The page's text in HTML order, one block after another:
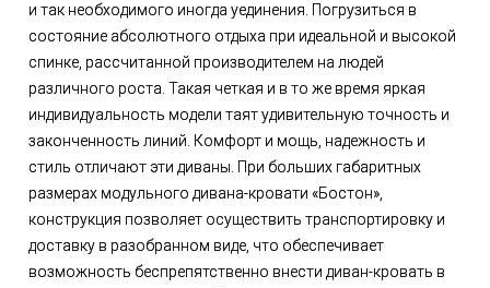
и так необходимого иногда уединения. Погрузиться в
состояние абсолютного отдыха при идеальной и высокой
спинке, рассчитанной производителем на людей
различного роста. Такая четкая и в то же время яркая
индивидуальность модели таят удивительную точность и
законченность линий. Комфорт и мощь, надежность и
стиль отличают эти диваны. При больших габаритных
размерах модульного дивана-кровати «Бостон»,
конструкция позволяет осуществить транспортировку и
доставку в разобранном виде, что обеспечивает
возможность беспрепятственно внести диван-кровать в